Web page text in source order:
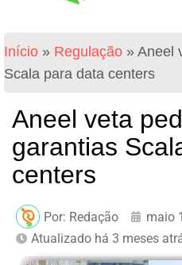
Início » Regulação » Aneel
Scala para data centers
Aneel veta
garantias
centers
Por: Redação maio
Atualizado há 3 meses